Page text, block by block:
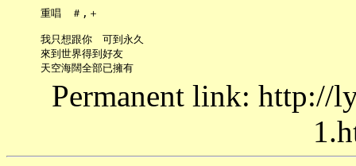
     重唱　＃,＋
     我只想跟你　可到永久
     來到世界得到好友
Permanent link: http://